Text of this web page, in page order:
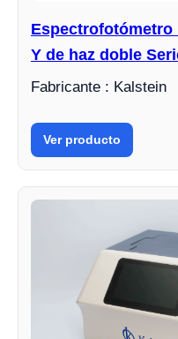
Espectrofotómetro
Y de haz doble
Fabricante : Kalstein
Ver producto